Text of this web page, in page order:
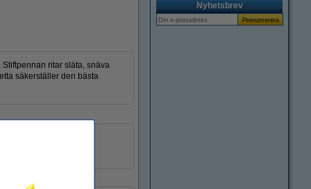
ritar släta, snäva
säkerställer den bästa
Nyhetsbrev